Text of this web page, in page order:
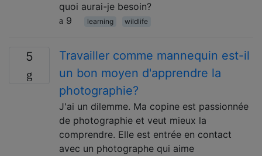
quoi aurai-je besoin?
9
learning wildlife
5
Travailler comme mannequin est-il
un bon moyen d'apprendre la
photographie?
J'ai un dilemme. Ma copine est passionnée
de photographie et veut mieux la
comprendre. Elle est entrée en contact
avec un photographe qui aime